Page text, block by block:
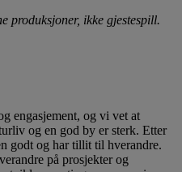
produksjoner, ikke gjestespill.
engasjement, og vi vet at
og en god by er sterk. Etter
godt og har tillit til hverandre.
på prosjekter og